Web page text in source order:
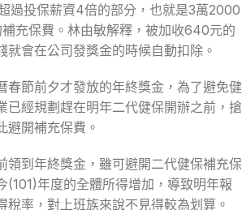
過投保薪資4倍的部分，也就是3萬2000
充保費。林由敏解釋，被加收640元的
就會在公司發獎金的時候自動扣除。
春節前夕才發放的年終獎金，為了避免健
已經規劃趕在明年二代健保開辦之前，搶
避開補充保費。
領到年終獎金，雖可避開二代健保補充保
(101)年度的全體所得增加，導致明年報
稅率，對上班族來說不見得較為划算。